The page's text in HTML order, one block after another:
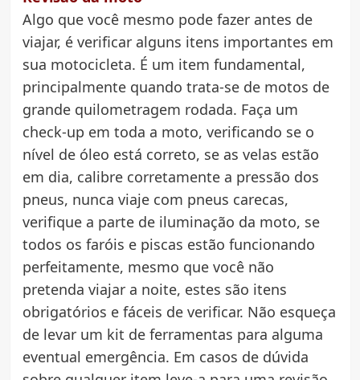
Algo que você mesmo pode fazer antes de
viajar, é verificar alguns itens importantes em
sua motocicleta. É um item fundamental,
principalmente quando trata-se de motos de
grande quilometragem rodada. Faça um
check-up em toda a moto, verificando se o
nível de óleo está correto, se as velas estão
em dia, calibre corretamente a pressão dos
pneus, nunca viaje com pneus carecas,
verifique a parte de iluminação da moto, se
todos os faróis e piscas estão funcionando
perfeitamente, mesmo que você não
pretenda viajar a noite, estes são itens
obrigatórios e fáceis de verificar. Não esqueça
de levar um kit de ferramentas para alguma
eventual emergência. Em casos de dúvida